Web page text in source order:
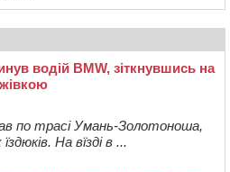
водій BMW, зіткнувшись на
по трасі Умань-Золотоноша,
На вїзді в ...